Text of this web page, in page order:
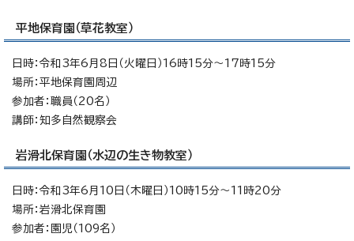
平地保育園（草花教室）
日時：令和3年6月8日（火曜日）16時15分～17時15分
場所：平地保育園周辺
参加者：職員（20名）
講師：知多自然観察会
岩滑北保育園（水辺の生き物教室）
日時：令和3年6月10日（木曜日）10時15分～11時20分
場所：岩滑北保育園
参加者：園児（109名）